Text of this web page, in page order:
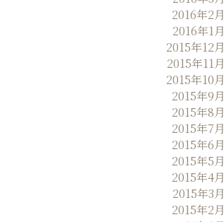
2016年2月
2016年1月
2015年12月
2015年11月
2015年10月
2015年9月
2015年8月
2015年7月
2015年6月
2015年5月
2015年4月
2015年3月
2015年2月